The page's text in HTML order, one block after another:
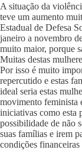
A situação da
teve um aumento
Estadual de Defesa
janeiro a novembro
muito maior, porque
Muitas destas
Por isso é muito
repercutido e estas
ideal seria estas
movimento feminista
iniciativas como esta
possibilidade de não
suas famílias e irem
condições financeiras